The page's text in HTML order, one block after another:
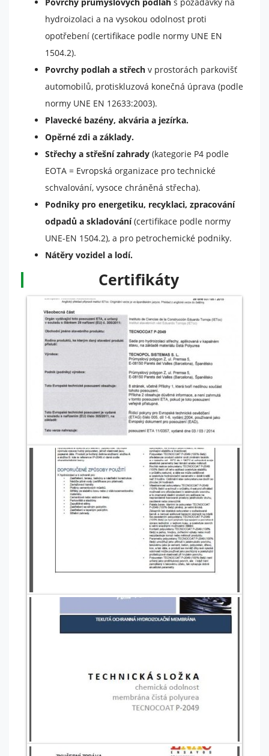
hydroizolaci a na vysokou odolnost proti
opotřebení (certifikace podle normy UNE EN
1504.2).
Povrchy podlah a střech v prostorách parkovišť
automobilů, protiskluzová konečná úprava (podle
normy UNE EN 12633:2003).
Plavecké bazény, akvária a jezírka.
Opěrné zdi a základy.
Střechy a střešní zahrady (kategorie P4 podle
EOTA = Evropská organizace pro technické
schvalování, vysoce chráněná střecha).
Podniky pro energetiku, recyklaci, zpracování
odpadů a skladování(certifikace podle normy
UNE-EN 1504.2), a pro petrochemické podniky.
Nátěry vozidel a lodí.
Certifikáty